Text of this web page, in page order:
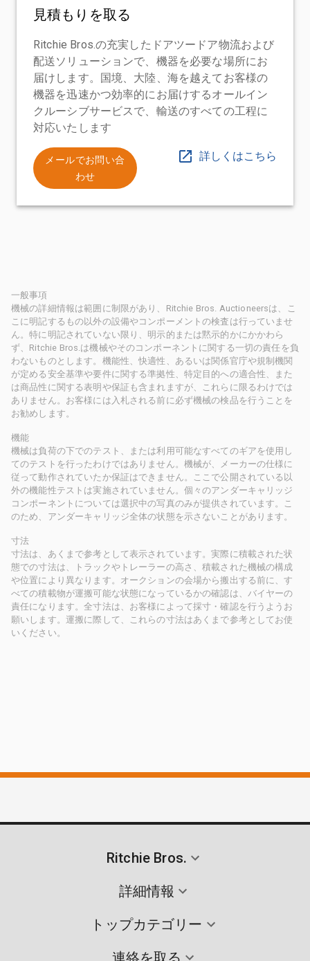
見積もりを取る
Ritchie Bros.の充実したドアツードア物流および
配送ソリューションで、機器を必要な場所にお
届けします。国境、大陸、海を越えてお客様の
機器を迅速かつ効率的にお届けするオールイン
クルーシブサービスで、輸送のすべての工程に
対応いたします
メールでお問い合
わせ
詳しくはこちら
一般事項
機械の詳細情報は範囲に制限があり、Ritchie Bros. Auctioneersは、こ
こに明記するもの以外の設備やコンポーメントの検査は行っていませ
ん。特に明記されていない限り、明示的または黙示的かにかかわら
ず、Ritchie Bros.は機械やそのコンポーネントに関する一切の責任を負
わないものとします。機能性、快適性、あるいは関係官庁や規制機関
が定める安全基準や要件に関する準拠性、特定目的への適合性、また
は商品性に関する表明や保証も含まれますが、これらに限るわけでは
ありません。お客様には入札される前に必ず機械の検品を行うことを
お勧めします。
機能
機械は負荷の下でのテスト、または利用可能なすべてのギアを使用し
てのテストを行ったわけではありません。機械が、メーカーの仕様に
従って動作されていたか保証はできません。ここで公開されている以
外の機能性テストは実施されていません。個々のアンダーキャリッジ
コンポーネントについては選択中の写真のみが提供されています。こ
のため、アンダーキャリッジ全体の状態を示さないことがあります。
寸法
寸法は、あくまで参考として表示されています。実際に積載された状
態での寸法は、トラックやトレーラーの高さ、積載された機械の構成
や位置により異なります。オークションの会場から搬出する前に、す
べての積載物が運搬可能な状態になっているかの確認は、バイヤーの
責任になります。全寸法は、お客様によって採寸・確認を行うようお
願いします。運搬に際して、これらの寸法はあくまで参考としてお使
いください。
Ritchie Bros.
詳細情報
トップカテゴリー
連絡を取る